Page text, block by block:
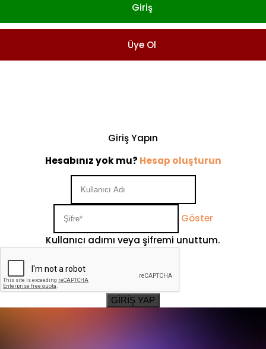
Giriş
Üye Ol
Giriş Yapın
Hesabınız yok mu? Hesap oluşturun
Göster
Kullanıcı adımı veya şifremi unuttum.
GİRİŞ YAP